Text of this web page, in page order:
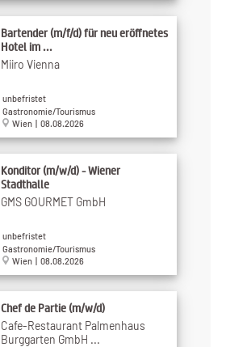
Bartender (m/f/d) für neu eröffnetes
Hotel im ...
Miiro Vienna
unbefristet
Gastronomie/Tourismus
Wien | 08.08.2026
Konditor (m/w/d) - Wiener
Stadthalle
GMS GOURMET GmbH
unbefristet
Gastronomie/Tourismus
Wien | 08.08.2026
Chef de Partie (m/w/d)
Cafe-Restaurant Palmenhaus
Burggarten GmbH ...